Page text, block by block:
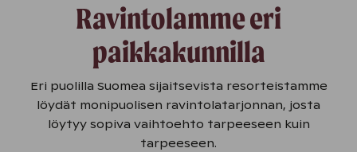
Ravintolamme eri
paikkakunnilla
Eri puolilla Suomea sijaitsevista resorteistamme
löydät monipuolisen ravintolatarjonnan, josta
löytyy sopiva vaihtoehto tarpeeseen kuin
tarpeeseen.